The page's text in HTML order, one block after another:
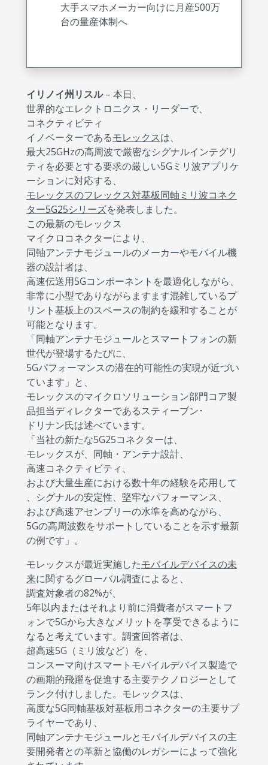
大手スマホメーカー向けに月産500万
台の量産体制へ
イリノイ州リスル– 本日、
世界的なエレクトロニクス・リーダーで、
コネクティビティ
イノベーターであるモレックスは、
最大25GHzの高周波で厳密なシグナルインテグリ
ティを必要とする要求の厳しい5Gミリ波アプリケ
ーションに対応する、
モレックスのフレックス対基板同軸ミリ波コネク
ター5G25シリーズを発表しました。
この最新のモレックス
マイクロコネクターにより、
同軸アンテナモジュールのメーカーやモバイル機
器の設計者は、
高速伝送用5Gコンポーネントを最適化しながら、
非常に小型でありながらますます混雑しているプ
リント基板上のスペースの制約を緩和することが
可能となります。
「同軸アンテナモジュールとスマートフォンの新
世代が登場するたびに、
5Gパフォーマンスの潜在的可能性の実現が近づい
ています」と、
モレックスのマイクロソリューション部門コア製
品担当ディレクターであるスティーブン･
ドリナン氏は述べています。
「当社の新たな5G25コネクターは、
モレックスが、同軸・アンテナ設計、
高速コネクティビティ、
および大量生産における数十年の経験を応用して
、シグナルの安定性、堅牢なパフォーマンス、
および高速アセンブリーの水準を高めながら、
5Gの高周波数をサポートしていることを示す最新
の例です」。
モレックスが最近実施したモバイルデバイスの未
来に関するグローバル調査によると、
調査対象者の82%が、
5年以内またはそれより前に消費者がスマートフ
ォンで5Gから大きなメリットを享受できるように
なると考えています。調査回答者は、
超高速5G（ミリ波など）を、
コンスーマ向けスマートモバイルデバイス製造で
の画期的飛躍を促進する主要テクノロジーとして
ランク付けしました。モレックスは、
高度な5G同軸基板対基板用コネクターの主要サプ
ライヤーであり、
同軸アンテナモジュールとモバイルデバイスの主
要開発者との革新と協働のレガシーによって強化